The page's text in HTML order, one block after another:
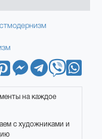
на каждое
с художниками и